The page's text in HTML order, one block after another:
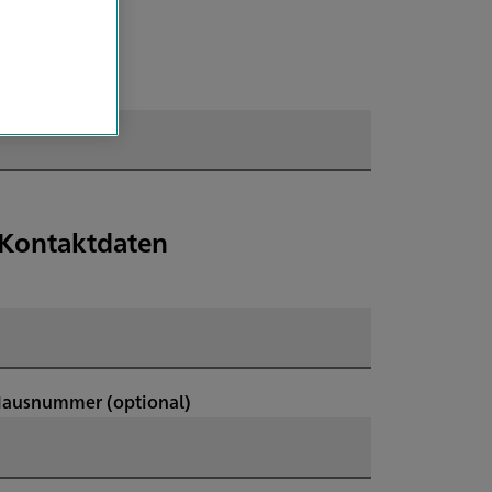
(optional)